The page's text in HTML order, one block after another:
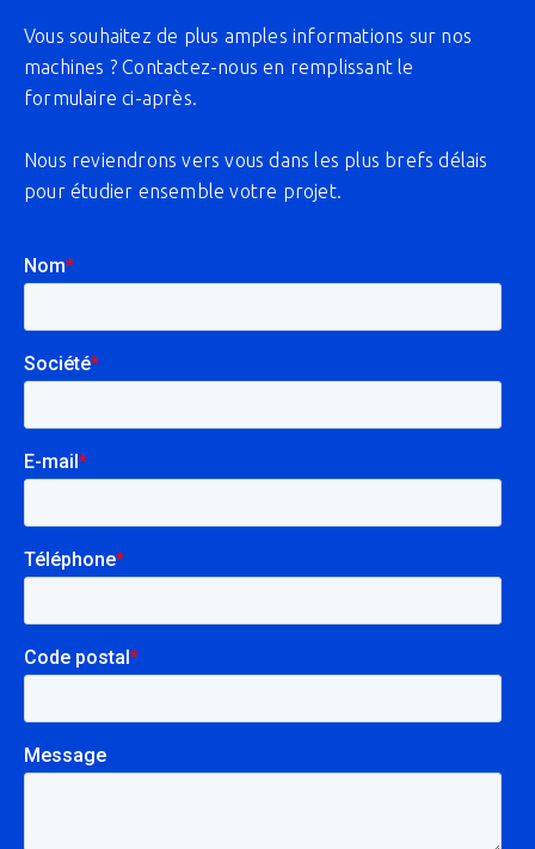
Vous souhaitez de plus amples informations sur nos
machines ? Contactez-nous en remplissant le
formulaire ci-après.
Nous reviendrons vers vous dans les plus brefs délais
pour étudier ensemble votre projet.